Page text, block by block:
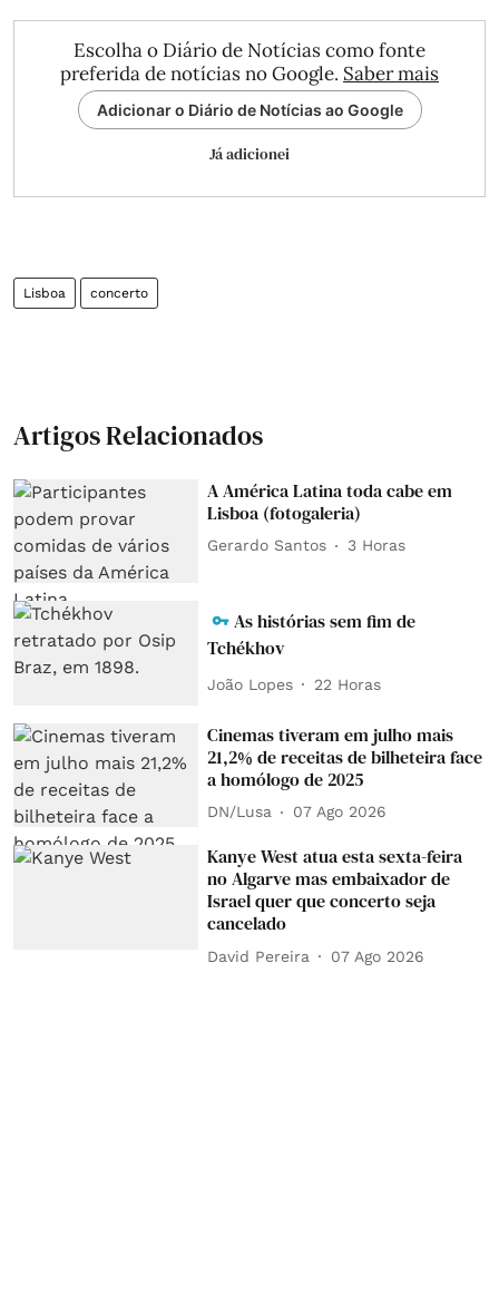
Escolha o Diário de Notícias como fonte
preferida de notícias no Google. Saber mais
Adicionar o Diário de Notícias ao Google
Já adicionei
Lisboa concerto
Artigos Relacionados
A América Latina toda cabe em
Lisboa (fotogaleria)
Gerardo Santos 3 Horas
As histórias sem fim de
Tchékhov
João Lopes 22 Horas
Cinemas tiveram em julho mais
21,2% de receitas de bilheteira face
a homólogo de 2025
DN/Lusa 07 Ago 2026
Kanye West atua esta sexta-feira
no Algarve mas embaixador de
Israel quer que concerto seja
cancelado
David Pereira 07 Ago 2026